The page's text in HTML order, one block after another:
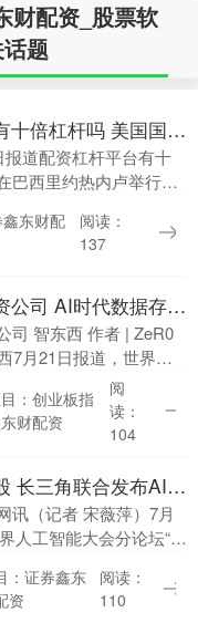
财配资_股票软
题
配资杠杆平台有十倍杠杆吗 美国国务院闹乌龙：用AI画非洲地图，结果全标错了
道配资杠杆平台有十
巴西里约热内卢举行的
大会上，美国国务院官
生合作协议时，演示文
东财配
阅读：
137
最安全股票配资公司 AI时代数据存储架构如何创新？西部数据在WAIC公布路线图
司 智东西 作者 | ZeR0
7月21日报道，世界人
期间，西部数据通
分论坛，....
：创业板指
财配资
阅
读：
104
股票杠杆平台股 长三角联合发布AI产业“一条龙”应用清单 三大跨域合作平台同步落地
讯（记者 宋薇萍）7月
人工智能大会分论坛“智
来——携手助力长三角
发展论坛”上股票杠杆平
：证券鑫东
资
阅读：
110